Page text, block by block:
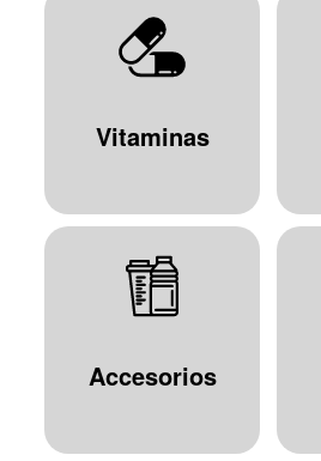
Vitaminas
Accesorios